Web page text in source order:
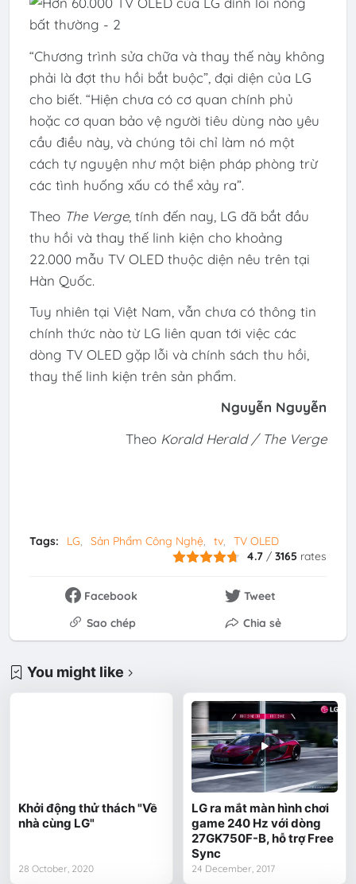
“Chương trình sửa chữa và thay thế này không
phải là đợt thu hồi bắt buộc”, đại diện của LG
cho biết. “Hiện chưa có cơ quan chính phủ
hoặc cơ quan bảo vệ người tiêu dùng nào yêu
cầu điều này, và chúng tôi chỉ làm nó một
cách tự nguyện như một biện pháp phòng trừ
các tình huống xấu có thể xảy ra”.
Theo The Verge, tính đến nay, LG đã bắt đầu
thu hồi và thay thế linh kiện cho khoảng
22.000 mẫu TV OLED thuộc diện nêu trên tại
Hàn Quốc.
Tuy nhiên tại Việt Nam, vẫn chưa có thông tin
chính thức nào từ LG liên quan tới việc các
dòng TV OLED gặp lỗi và chính sách thu hồi,
thay thế linh kiện trên sản phẩm.
Nguyễn Nguyễn
Theo Korald Herald / The Verge
Tags: LG Sản Phẩm Công Nghệ tv
TV OLED
4.7 /3165 rates
Facebook
Tweet
Sao chép
Chia sẻ
You might like
Khởi động thử thách "Về
nhà cùng LG"
28 October, 2020
LG ra mắt màn hình chơi
game 240 Hz với dòng
27GK750F-B, hỗ trợ Free
Sync
24 December, 2017